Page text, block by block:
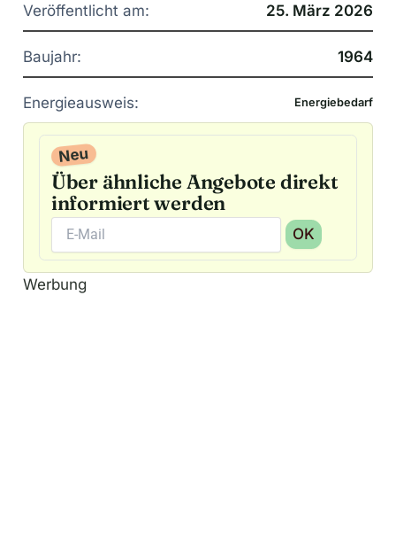
Veröffentlicht am: 25. März 2026
Baujahr: 1964
Energieausweis: Energiebedarf
Neu
Über ähnliche Angebote direkt
informiert werden
OK
A
l
Werbung